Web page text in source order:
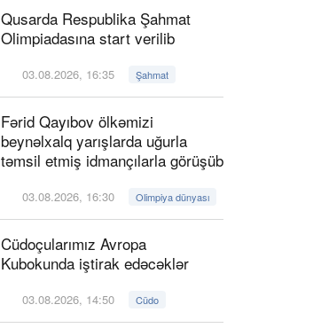
Qusarda Respublika Şahmat
Olimpiadasına start verilib
03.08.2026, 16:35 Şahmat
Fərid Qayıbov ölkəmizi
beynəlxalq yarışlarda uğurla
təmsil etmiş idmançılarla görüşüb
03.08.2026, 16:30 Olimpiya dünyası
Cüdoçularımız Avropa
Kubokunda iştirak edəcəklər
03.08.2026, 14:50 Cüdo